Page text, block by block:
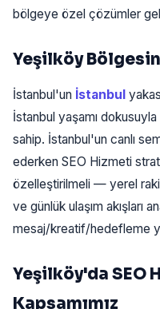
bölgeye özel çözümler
Yeşilköy
İstanbul'un İstanbul
İstanbul yaşamı
sahip. İstanbul'un canlı
ederken SEO Hizmeti
özelleştirilmeli — yerel
ve günlük ulaşım akışları
mesaj/kreatif/hedefleme
Yeşilköy'da SEO
Kapsamımız